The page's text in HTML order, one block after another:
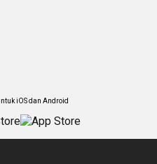
iOS dan Android